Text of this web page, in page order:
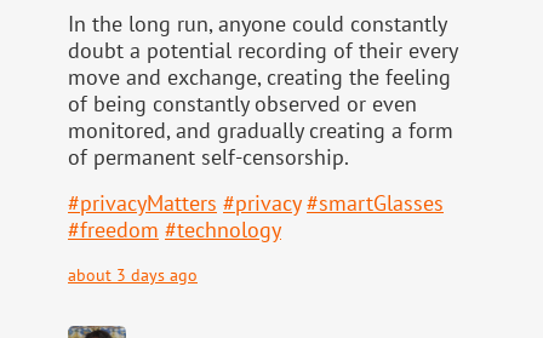
In the long run, anyone could constantly
doubt a potential recording of their every
move and exchange, creating the feeling
of being constantly observed or even
monitored, and gradually creating a form
of permanent self-censorship.
#privacyMatters #privacy #smartGlasses
#freedom #technology
about 3 days ago